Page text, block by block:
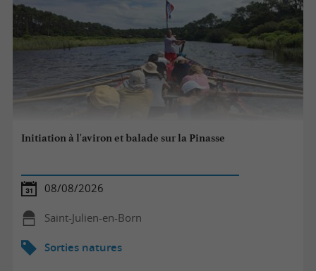
Initiation à l'aviron et balade sur la Pinasse
08/08/2026
Saint-Julien-en-Born
Sorties natures